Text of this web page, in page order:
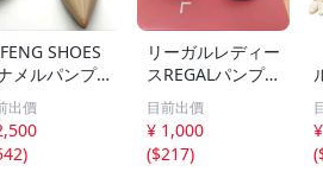
SHOES
メルパンプス
ジュ ポイン
ドトゥ 24
出價
)
リーガルレディー
スREGALパンプ
ス２３cm黒
目前出價
¥ 1,000
($217)
(